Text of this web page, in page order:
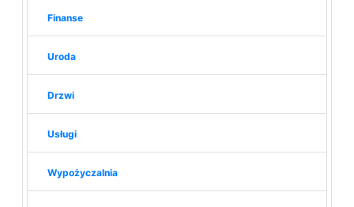
Finanse
Uroda
Drzwi
Usługi
Wypożyczalnia